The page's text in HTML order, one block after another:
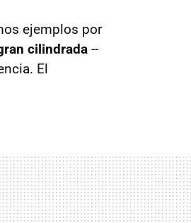
ejemplos por
cilindrada --
El